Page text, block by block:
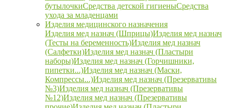
бутылочкиСредства детской гигиеныСредства
ухода за младенцами
Изделия медицинского назначения
Изделия мед назнач (Шприцы)Изделия мед назнач
(Тесты на беременность)Изделия мед назнач
(Салфетки)Изделия мед назнач (Пластыри
наборы)Изделия мед назнач (Горчишники,
пипетки...)Изделия мед назнач (Маски,
Компрессы...)Изделия мед назнач (Презервативы
№3)Изделия мед назнач (Презервативы
№12)Изделия мед назнач (Презервативы